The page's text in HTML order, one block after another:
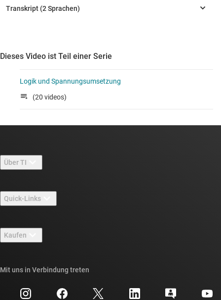
Dieses Video ist Teil einer Serie
Logik und Spannungsumsetzung
(20 videos)
Über TI
Stellenangebote
Newsroom
Veranstaltungen
Investorenbeziehungen
Quick-Links
TI E2E™-Design-Support-Foren
Querverweis-Suche
Kundensupportzentrum
Kaufen
Mit uns in Verbindung treten